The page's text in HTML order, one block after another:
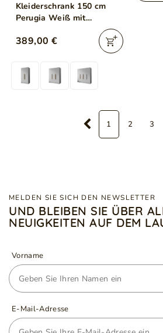
Kleiderschrank 150 cm
Perugia Weiß mit
389,00 €
1 2 3
MELDEN SIE SICH DEN NEWSLETTER
UND BLEIBEN SIE ÜBER
NEUIGKEITEN AUF DEM
Vorname
E-Mail-Adresse